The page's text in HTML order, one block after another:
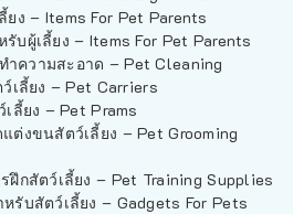
ยง – Items For Pet Parents
บผู้เลี้ยง – Items For Pet Parents
ความสะอาด – Pet Cleaning
เลี้ยง – Pet Carriers
ลี้ยง – Pet Prams
ต่งขนสัตว์เลี้ยง – Pet Grooming
ฝึกสัตว์เลี้ยง – Pet Training Supplies
หรับสัตว์เลี้ยง – Gadgets For Pets